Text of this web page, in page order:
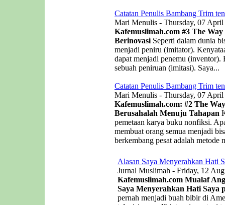
Catatan Penulis Bambang Trim
Mari Menulis - Thursday, 07 April
Kafemuslimah.com #3 The
Berinovasi Seperti dalam dunia
menjadi peniru (imitator).
dapat menjadi penemu
sebuah peniruan (imitasi). Saya...
Catatan Penulis Bambang Trim
Mari Menulis - Thursday, 07 April
Kafemuslimah.com: #2 The
Berusahalah Menuju Tahapan
pemetaan karya buku nonfiksi.
membuat orang semua menjadi
berkembang pesat adalah metode
Alasan Saya Menyerahkan Hati
Jurnal Muslimah - Friday, 12
Kafemuslimah.com Mualaf
Saya Menyerahkan Hati Saya
pernah menjadi buah bibir di